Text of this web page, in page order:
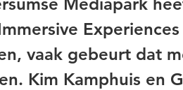
vaak gebeurt dat
Kim Kamphuis en